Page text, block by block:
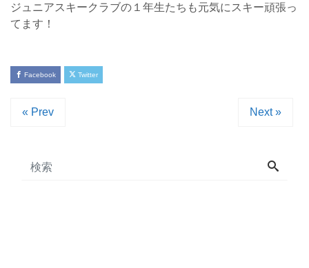
ジュニアスキークラブの１年生たちも元気にスキー頑張っ
てます！
Facebook Twitter
« Prev Next »